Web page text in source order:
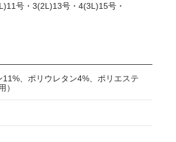
ウボウ店
沖縄リウボウ店
号・3(2L)13号・4(3L)15号・
、ポリウレタン4%、ポリエステ
）